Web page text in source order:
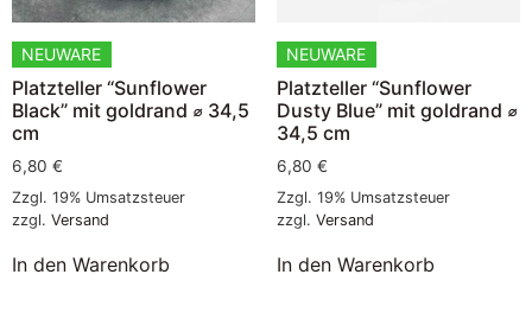
NEUWARE
Platzteller “Sunflower
Black” mit goldrand ⌀ 34,5
cm
6,80 €
Zzgl. 19% Umsatzsteuer
zzgl. Versand
In den Warenkorb
NEUWARE
Platzteller “Sunflower
Dusty Blue” mit goldrand ⌀
34,5 cm
6,80 €
Zzgl. 19% Umsatzsteuer
zzgl. Versand
In den Warenkorb